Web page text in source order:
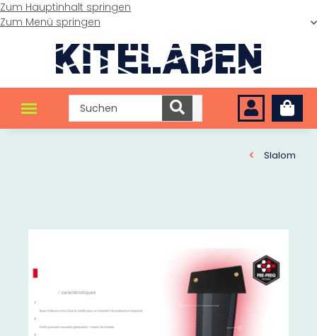
Zum Hauptinhalt springen
Zum Menü springen
Slalom